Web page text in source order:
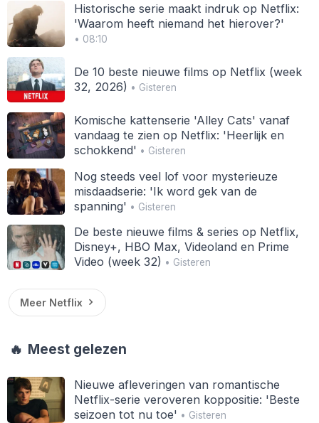
Historische serie maakt indruk op Netflix:
'Waarom heeft niemand het hierover?'
• 08:10
De 10 beste nieuwe films op Netflix (week
32, 2026) • Gisteren
Komische kattenserie 'Alley Cats' vanaf
vandaag te zien op Netflix: 'Heerlijk en
schokkend' • Gisteren
Nog steeds veel lof voor mysterieuze
misdaadserie: 'Ik word gek van de
spanning' • Gisteren
De beste nieuwe films & series op Netflix,
Disney+, HBO Max, Videoland en Prime
Video (week 32) • Gisteren
Meer Netflix
🔥 Meest gelezen
Nieuwe afleveringen van romantische
Netflix-serie veroveren koppositie: 'Beste
seizoen tot nu toe' • Gisteren